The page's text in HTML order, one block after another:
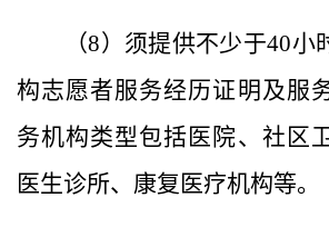
（8）须提供不少于40小
构志愿者服务经历证明及服
务机构类型包括医院、社区
医生诊所、康复医疗机构等。